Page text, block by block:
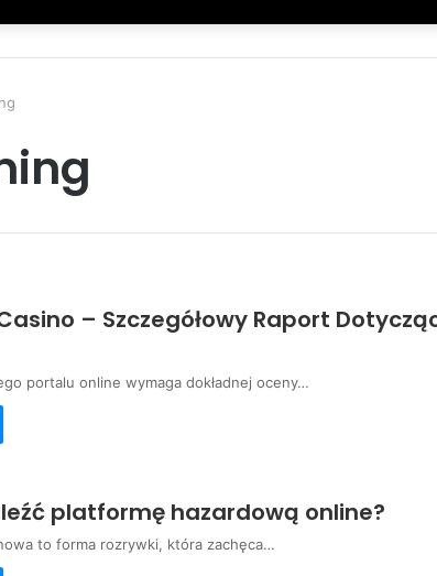
– Szczegółowy Raport
portalu online wymaga dokładnej oceny…
platformę hazardową online?
to forma rozrywki, która zachęca…